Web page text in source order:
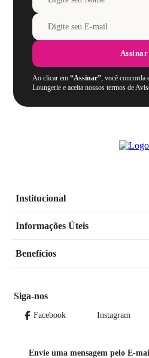
Assinar
Ao clicar em“Assinar”, você concorda
Loungerie e aceita nossos termos de
Institucional
Informações Úteis
Benefícios
Siga-nos
Facebook Instagram
Envie uma mensagem pelo E-